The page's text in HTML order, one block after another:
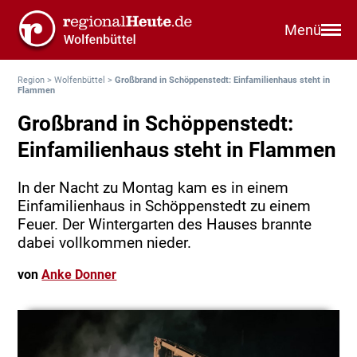
Menü
Region >Wolfenbüttel >Großbrand in Schöppenstedt: Einfamilienhaus steht in
Flammen
Großbrand in Schöppenstedt:
Einfamilienhaus steht in Flammen
In der Nacht zu Montag kam es in einem
Einfamilienhaus in Schöppenstedt zu einem
Feuer. Der Wintergarten des Hauses brannte
dabei vollkommen nieder.
vonAnke Donner